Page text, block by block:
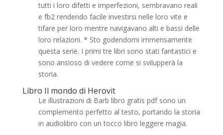
tutti i loro difetti e imperfezioni, sembravano reali
e fb2 rendendo facile investirsi nelle loro vite e
tifare per loro mentre navigavano alti e bassi delle
loro relazioni. * Sto godendomi immensamente
questa serie. I primi tre libri sono stati fantastici e
sono ansioso di vedere come si svilupperà la
storia.
Libro Il mondo di Herovit
Le illustrazioni di Barb libro gratis pdf sono un
complemento perfetto al testo, portando la storia
in audiolibro con un tocco libro leggere magia.